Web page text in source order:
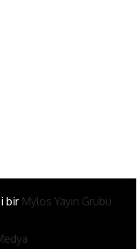
bir Mylos Yayın Grubu